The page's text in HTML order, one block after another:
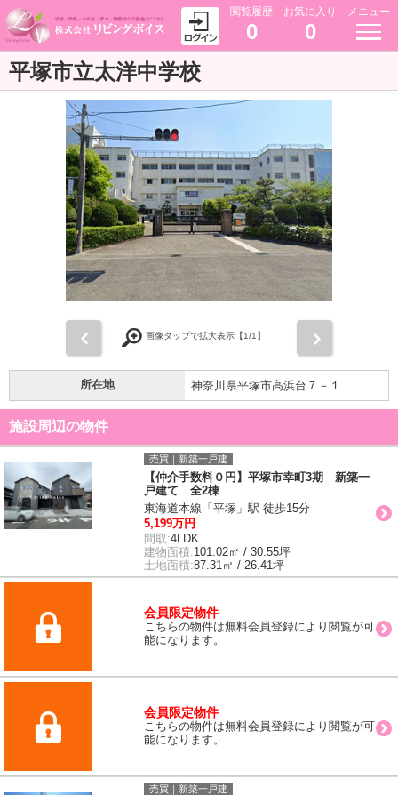
閲覧履歴
0
お気に入り
0
メニュー
平塚市立太洋中学校
画像タップで拡大表示【1/1】
所在地 神奈川県平塚市高浜台７－１
施設周辺の物件
売買｜新築一戸建
【仲介手数料０円】平塚市幸町3期 新築一
戸建て 全2棟
東海道本線「平塚」駅 徒歩15分
5,199万円
間取:4LDK
建物面積:101.02㎡ / 30.55坪
土地面積:87.31㎡ / 26.41坪
会員限定物件
こちらの物件は無料会員登録により閲覧が可
能になります。
会員限定物件
こちらの物件は無料会員登録により閲覧が可
能になります。
売買｜新築一戸建